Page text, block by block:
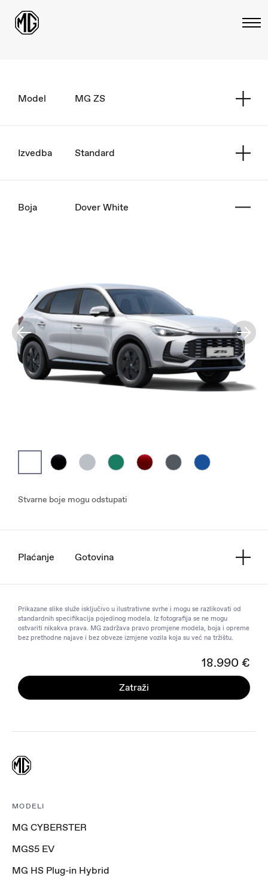
Model MG ZS
Izvedba Standard
Boja Dover White
Stvarne boje mogu odstupati
Plaćanje Gotovina
Prikazane slike služe isključivo u ilustrativne svrhe i mogu se razlikovati od
standardnih specifikacija pojedinog modela. Iz fotografija se ne mogu
ostvariti nikakva prava. MG zadržava pravo promjene modela, boja i opreme
bez prethodne najave i bez obveze izmjene vozila koja su već na tržištu.
18.990 €
Zatraži
MODELI
MG CYBERSTER
MGS5 EV
MG HS Plug-in Hybrid